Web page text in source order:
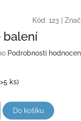
Kód: 123
balení
Podrobnosti
ks)
Do košíku